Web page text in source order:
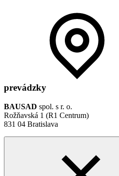
prevádzky
BAUSAD spol. s r. o.
Rožňavská 1 (R1 Centrum)
831 04 Bratislava